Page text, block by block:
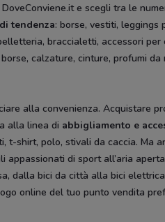
e scegli tra le
tendenza: borse, vestiti, leggings
braccialetti, accessori per
calzature, cinture, profumi
alla convenienza. Acquistare
alla linea di abbigliamento e
t-shirt, polo, stivali da caccia. Ma
di sport all’aria
dalla bici da città alla bici
online del tuo punto vendita